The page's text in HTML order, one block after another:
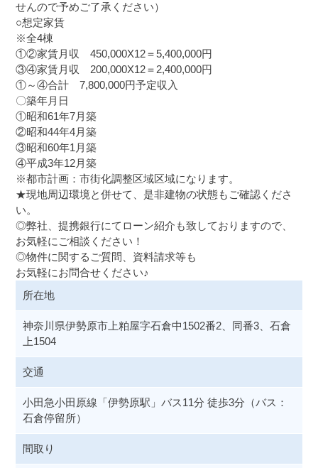
せんので予めご了承ください）
○想定家賃
※全4棟
①②家賃月収 450,000X12＝5,400,000円
③④家賃月収 200,000X12＝2,400,000円
①～④合計 7,800,000円予定収入
〇築年月日
①昭和61年7月築
②昭和44年4月築
③昭和60年1月築
④平成3年12月築
※都市計画：市街化調整区域区域になります。
★現地周辺環境と併せて、是非建物の状態もご確認くださ
い。
◎弊社、提携銀行にてローン紹介も致しておりますので、
お気軽にご相談ください！
◎物件に関するご質問、資料請求等も
お気軽にお問合せください♪
所在地
神奈川県伊勢原市上粕屋字石倉中1502番2、同番3、石倉
上1504
交通
小田急小田原線「伊勢原駅」バス11分 徒歩3分（バス：
石倉停留所）
間取り